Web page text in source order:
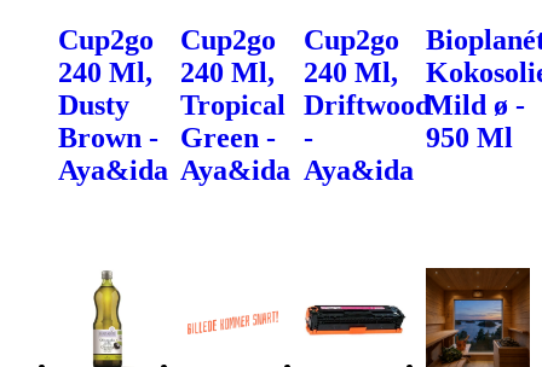
Cup2go
240 Ml,
Dusty
Brown -
Aya&ida
Cup2go
240 Ml,
Tropical
Green -
Aya&ida
Cup2go
240 Ml,
Driftwood
-
Aya&ida
Mild ø -
950 Ml